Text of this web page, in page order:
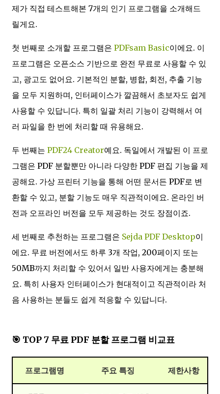
제가 직접 테스트해본 7개의 인기 프로그램을 소개해드
릴게요.
첫 번째로 소개할 프로그램은 PDFsam Basic이에요. 이
프로그램은 오픈소스 기반으로 완전 무료로 사용할 수 있
고, 광고도 없어요. 기본적인 분할, 병합, 회전, 추출 기능
을 모두 지원하며, 인터페이스가 깔끔해서 초보자도 쉽게
사용할 수 있답니다. 특히 일괄 처리 기능이 강력해서 여
러 파일을 한 번에 처리할 때 유용해요.
두 번째는 PDF24 Creator예요. 독일에서 개발된 이 프로
그램은 PDF 분할뿐만 아니라 다양한 PDF 편집 기능을 제
공해요. 가상 프린터 기능을 통해 어떤 문서든 PDF로 변
환할 수 있고, 분할 기능도 매우 직관적이에요. 온라인 버
전과 오프라인 버전을 모두 제공하는 것도 장점이죠.
세 번째로 추천하는 프로그램은 Sejda PDF Desktop이
에요. 무료 버전에서도 하루 3개 작업, 200페이지 또는
50MB까지 처리할 수 있어서 일반 사용자에게는 충분해
요. 특히 사용자 인터페이스가 현대적이고 직관적이라 처
음 사용하는 분들도 쉽게 적응할 수 있답니다.
🎯 TOP 7 무료 PDF 분할 프로그램 비교표
프로그램명 주요 특징 제한사항